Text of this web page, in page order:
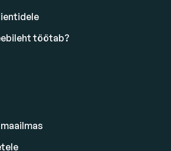
töötab?